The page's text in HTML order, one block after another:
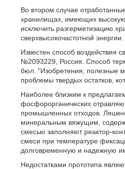
Во втором случае
хранилищах, имеющих
исключить разгерметизацию
сверхвысокочастотной
Известен способ воздействия
№2093229, Россия. Способ
бюл. "Изобретения, полезные
проблемы твердых остатков,
Наиболее близким к
фосфорорганических
промышленных отходов.
минеральным вяжущим,
смесью заполняют реактор-
смеси при температуре
долговременную и надежную
Недостатками прототипа